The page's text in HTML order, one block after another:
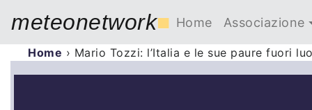
meteonetwork■ Home Associazione
Home › Mario Tozzi: l’Italia e le sue paure fuori